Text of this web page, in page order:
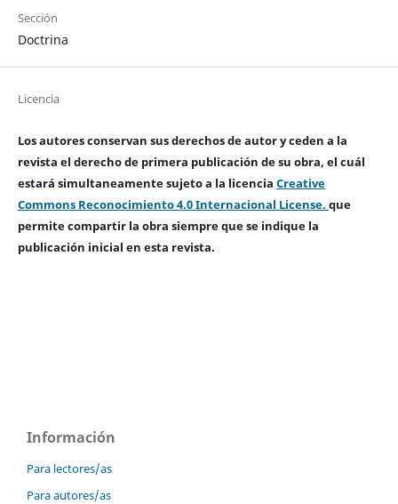
Sección
Doctrina
Licencia
Los autores conservan sus derechos de autor y ceden a la
revista el derecho de primera publicación de su obra, el cuál
estará simultaneamente sujeto a la licencia Creative
Commons Reconocimiento 4.0 Internacional License. que
permite compartir la obra siempre que se indique la
publicación inicial en esta revista.
Información
Para lectores/as
Para autores/as